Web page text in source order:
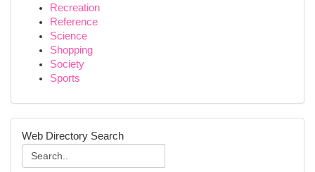
Recreation
Reference
Science
Shopping
Society
Sports
Web Directory Search